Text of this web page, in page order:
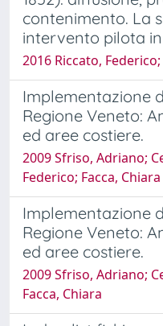
contenimento. La
intervento pilota
2016 Riccato,
Implementazione
Regione Veneto:
ed aree costiere.
2009 Sfriso, Adriano;
Federico; Facca, Chiara
Implementazione
Regione Veneto:
ed aree costiere.
2009 Sfriso, Adriano;
Facca, Chiara